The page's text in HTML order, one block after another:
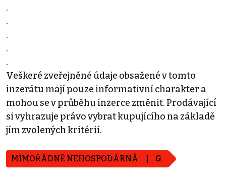
.
.
.
.
.
Veškeré zveřejněné údaje obsažené v tomto
inzerátu mají pouze informativní charakter a
mohou se v průběhu inzerce změnit. Prodávající
si vyhrazuje právo vybrat kupujícího na základě
jím zvolených kritérií.
MIMOŘÁDNĚ NEHOSPODÁRNÁ G